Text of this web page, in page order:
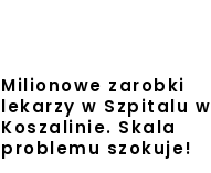
Milionowe zarobki
lekarzy w Szpitalu w
Koszalinie. Skala
problemu szokuje!